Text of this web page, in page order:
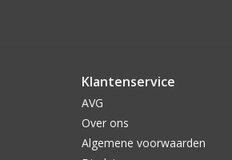
Klantenservice
AVG
Over ons
Algemene voorwaarden